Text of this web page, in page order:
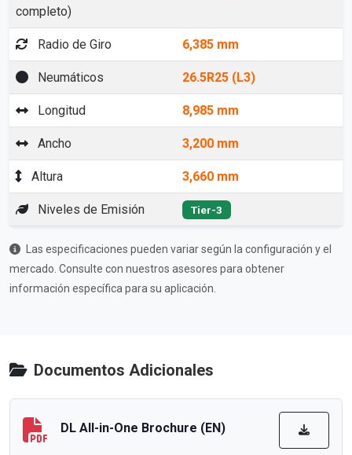
completo)
Radio de Giro 6,385 mm
Neumáticos 26.5R25 (L3)
Longitud 8,985 mm
Ancho 3,200 mm
Altura 3,660 mm
Niveles de Emisión Tier-3
Las especificaciones pueden variar según la configuración y el
mercado. Consulte con nuestros asesores para obtener
información específica para su aplicación.
Documentos Adicionales
DL All-in-One Brochure (EN)